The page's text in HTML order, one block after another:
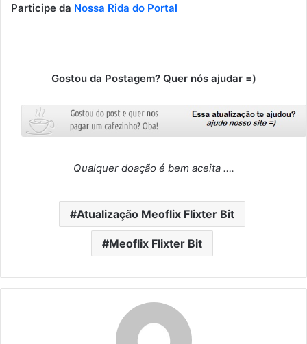
Participe da Nossa Rida do Portal
Gostou da Postagem? Quer nós ajudar =)
Qualquer doação é bem aceita ….
Atualização Meoflix Flixter Bit
Meoflix Flixter Bit